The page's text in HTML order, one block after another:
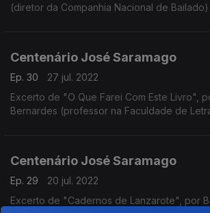
(diretor da Companhia Nacional de Bailado)
Centenário José Saramago
Ep. 30
27 jul. 2022
Excerto de "O Que Farei Com Este Livro",
Bernardes (professor na Faculdade de
Centenário José Saramago
Ep. 29
20 jul. 2022
Excerto de "Cadernos de Lanzarote", por